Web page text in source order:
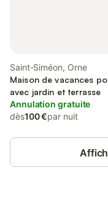
Saint-Siméon, Orne
Maison de vacances
avec jardin et terrasse
Annulation gratuite
dès100 €par nuit